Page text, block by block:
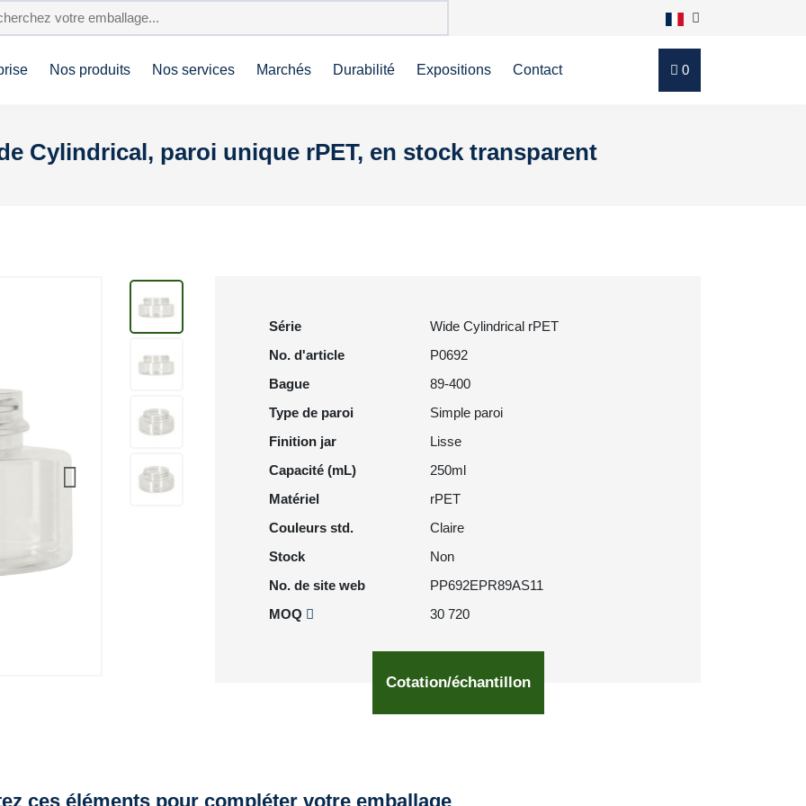
Nos produits Nos services Marchés Durabilité Expositions Contact 0
Cylindrical, paroi unique rPET, en stock transparent
Série
Wide Cylindrical rPET
No. d'article
P0692
Bague
89-400
Type de paroi
Simple paroi
Finition jar
Lisse
Capacité (mL)
250ml
Matériel
rPET
Couleurs std.
Claire
Stock
Non
No. de site web
PP692EPR89AS11
MOQ
30 720
Cotation/échantillon
ces éléments pour compléter votre emballage